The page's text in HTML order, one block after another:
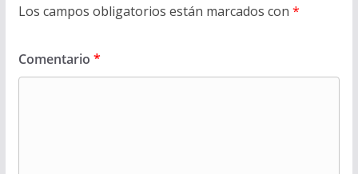
Los campos obligatorios están marcados con *
Comentario *